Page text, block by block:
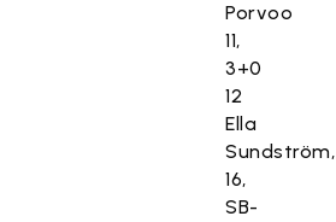
Porvoo
11,
3+0
12
Ella
Sundström,
16,
SB-